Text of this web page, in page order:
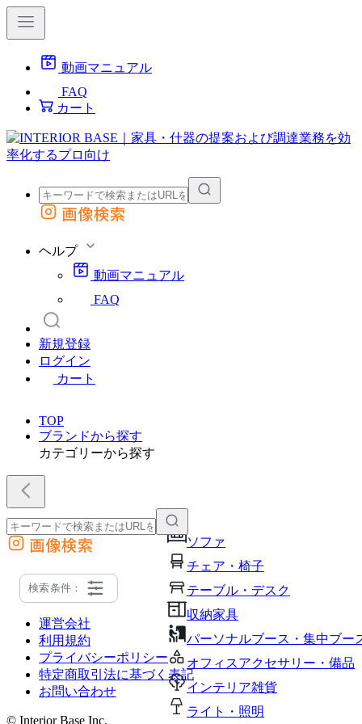
動画マニュアル
FAQ
カート
外部サイトの商品をカートに追加
画像検索
ヘルプ
動画マニュアル
FAQ
新規登録
ログイン
カート
TOP
ブランドから探す
カテゴリーから探す
ソファ
チェア・椅子
テーブル・デスク
収納家具
パーソナルブース・集中ブー
オフィスアクセサリー・備品
インテリア雑貨
ライト・照明
外部サイトの商品をカートに追加
他のサイトで見つけた商品ページのURLを貼り付けて、カートに追加できます
画像検索
検索条件：
運営会社
利用規約
プライバシーポリシー
特定商取引法に基づく表記
お問い合わせ
© Interior Base Inc.